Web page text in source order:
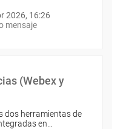
2026, 16:26
mensaje
(Webex y
dos herramientas de
en…